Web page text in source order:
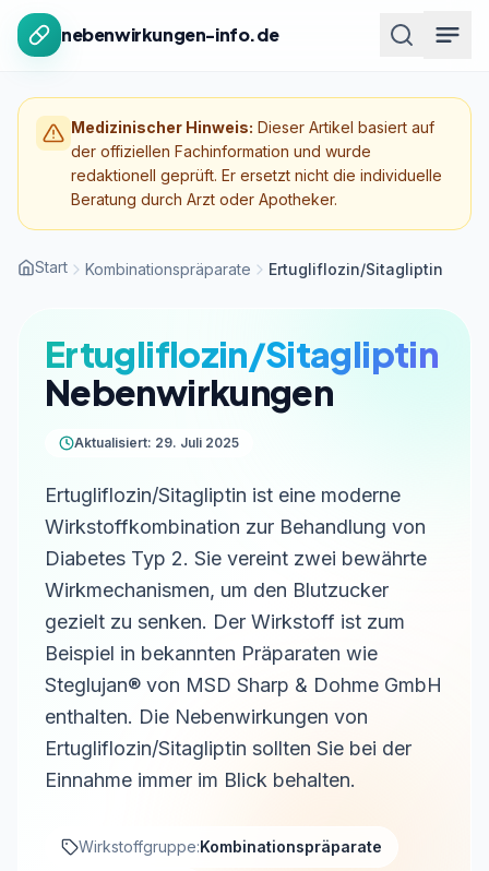
Zum Inhalt springen
nebenwirkungen-info.de
Medizinischer Hinweis: Dieser Artikel basiert auf
der offiziellen Fachinformation und wurde
redaktionell geprüft. Er ersetzt nicht die individuelle
Beratung durch Arzt oder Apotheker.
Start Kombinationspräparate Ertugliflozin/Sitagliptin
Ertugliflozin/Sitagliptin
Nebenwirkungen
Aktualisiert: 29. Juli 2025
Ertugliflozin/Sitagliptin ist eine moderne
Wirkstoffkombination zur Behandlung von
Diabetes Typ 2. Sie vereint zwei bewährte
Wirkmechanismen, um den Blutzucker
gezielt zu senken. Der Wirkstoff ist zum
Beispiel in bekannten Präparaten wie
Steglujan® von MSD Sharp & Dohme GmbH
enthalten. Die Nebenwirkungen von
Ertugliflozin/Sitagliptin sollten Sie bei der
Einnahme immer im Blick behalten.
Wirkstoffgruppe:Kombinationspräparate